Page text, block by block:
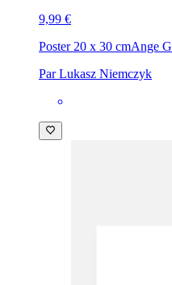
9,99 €
Poster 20 x 30 cmAnge
Par Lukasz Niemczyk